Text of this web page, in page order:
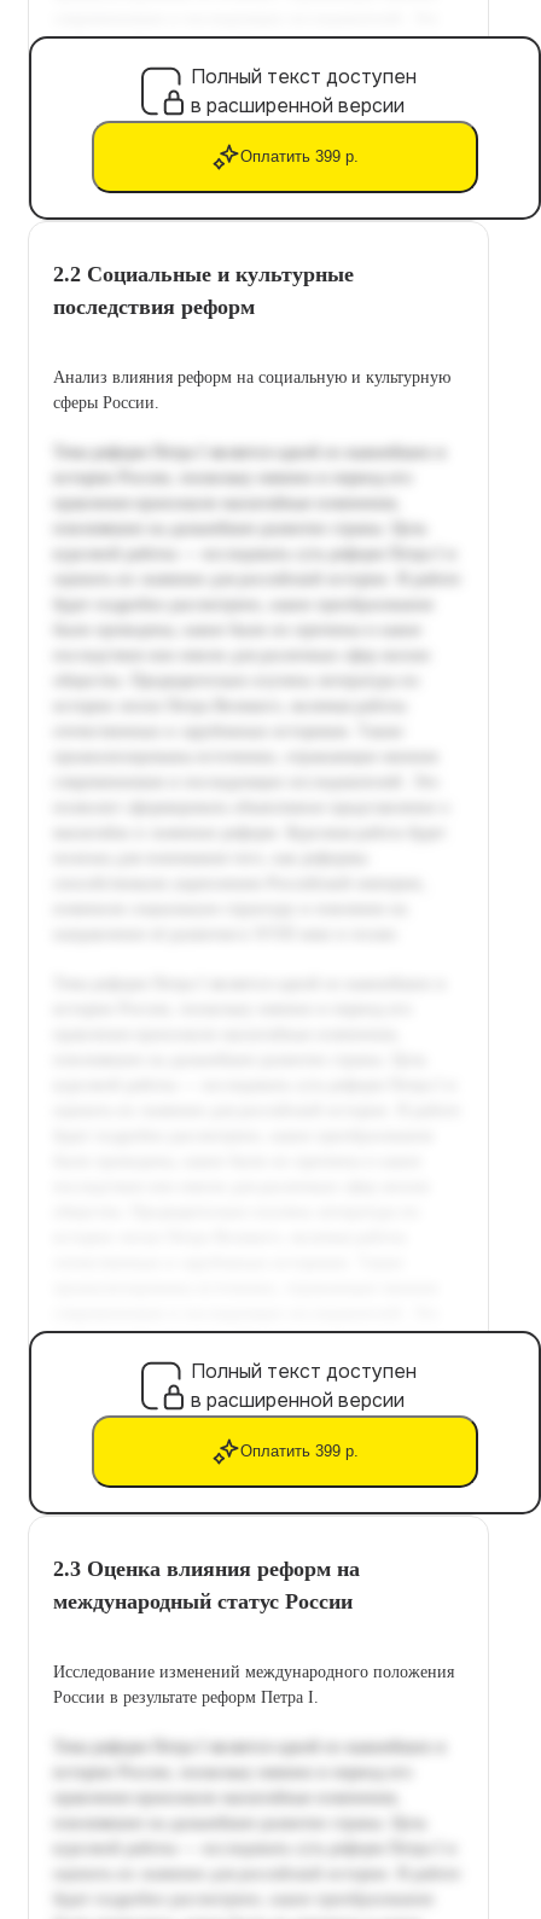
Полный текст доступен
в расширенной версии
Оплатить 399 р.
2.2 Социальные и культурные
последствия реформ
Анализ влияния реформ на социальную и культурную
сферы России.
Полный текст доступен
в расширенной версии
Оплатить 399 р.
2.3 Оценка влияния реформ на
международный статус России
Исследование изменений международного положения
России в результате реформ Петра I.